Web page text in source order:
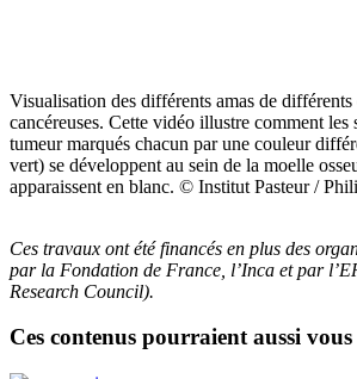
Visualisation des différents amas de
cancéreuses. Cette vidéo illustre comment les
tumeur marqués chacun par une couleur
vert) se développent au sein de la moelle
apparaissent en blanc. © Institut Pasteur /
Ces travaux ont été financés en plus des
par la Fondation de France, l’Inca et par
Research Council).
Ces contenus pourraient aussi vous